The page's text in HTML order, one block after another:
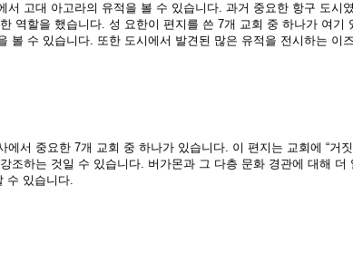
고대 아고라의 유적을 볼 수 있습니다. 과거 중요한 항구 도시
역할을 했습니다. 성 요한이 편지를 쓴 7개 교회 중 하나가 여기
볼 수 있습니다. 또한 도시에서 발견된 많은 유적을 전시하는 이
서 중요한 7개 교회 중 하나가 있습니다. 이 편지는 교회에 “거
조하는 것일 수 있습니다. 버가몬과 그 다층 문화 경관에 대해 더
수 있습니다.